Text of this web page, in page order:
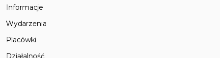
Informacje
Wydarzenia
Placówki
Działalność